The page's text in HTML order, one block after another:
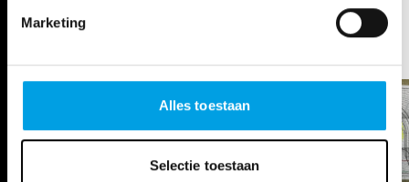
Marketing
Alles toestaan
Selectie toestaan